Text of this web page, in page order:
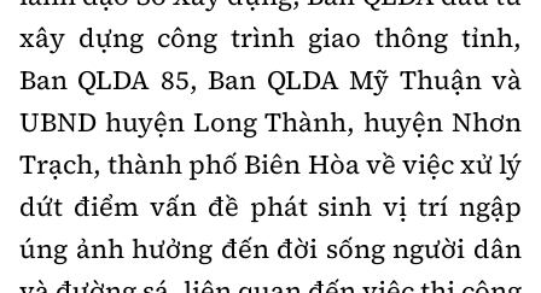
Đăng kiểm
Đường sắt tốc độ cao
Đường thủy
Hàng hải
Đường sắt đô thị
Bảo hiểm
Doanh nghiệp
Điều tra
Pháp đình
Hỏi - Đáp
Giao thông 24h
ATGT địa phương
Văn hóa giao thông
Lái xe an toàn
Chung tay vì ATGT
Chất lượng sống
Giáo dục
Y tế
Đời sống
Lao động - Công đoàn
Văn hóa - Giải Trí
Văn hóa
Showbiz
Điện ảnh
Thể thao
Bóng đá
Bình luận
Công nghệ
xây dựng công trình giao thông tỉnh,
Ban QLDA 85, Ban QLDA Mỹ Thuận và
UBND huyện Long Thành, huyện Nhơn
Trạch, thành phố Biên Hòa về việc xử lý
dứt điểm vấn đề phát sinh vị trí ngập
úng ảnh hưởng đến đời sống người dân